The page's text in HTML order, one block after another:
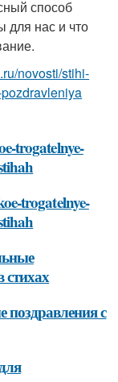
способ
для нас и что
novosti/stihi-
trogatelnye-
trogatelnye-
стихах
с